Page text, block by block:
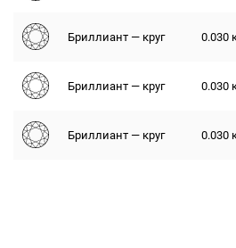
Бриллиант — круг 0.030
Бриллиант — круг 0.030
Бриллиант — круг 0.030